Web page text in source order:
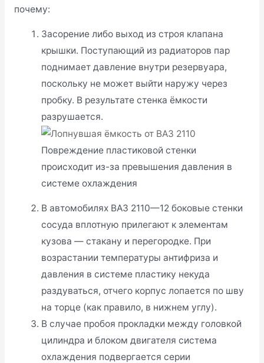
почему:
Засорение либо выход из строя клапана
крышки. Поступающий из радиаторов пар
поднимает давление внутри резервуара,
поскольку не может выйти наружу через
пробку. В результате стенка ёмкости
разрушается.
Повреждение пластиковой стенки
происходит из-за превышения давления в
системе охлаждения
В автомобилях ВАЗ 2110—12 боковые стенки
сосуда вплотную прилегают к элементам
кузова — стакану и перегородке. При
возрастании температуры антифриза и
давления в системе пластику некуда
раздуваться, отчего корпус лопается по шву
на торце (как правило, в нижнем углу).
В случае пробоя прокладки между головкой
цилиндра и блоком двигателя система
охлаждения подвергается серии